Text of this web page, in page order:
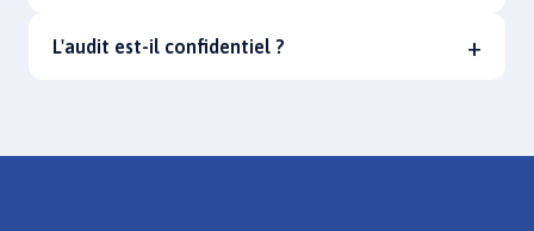
L'audit est-il confidentiel ?